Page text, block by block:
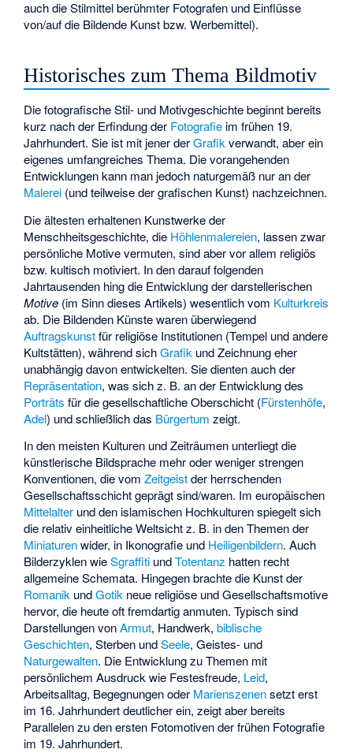
auch die Stilmittel berühmter Fotografen und Einflüsse
von/auf die Bildende Kunst bzw. Werbemittel).
Historisches zum Thema Bildmotiv
Die fotografische Stil- und Motivgeschichte beginnt bereits
kurz nach der Erfindung der Fotografie im frühen 19.
Jahrhundert. Sie ist mit jener derGrafik verwandt, aber ein
eigenes umfangreiches Thema. Die vorangehenden
Entwicklungen kann man jedoch naturgemäß nur an der
Malerei (und teilweise der grafischen Kunst) nachzeichnen.
Die ältesten erhaltenen Kunstwerke der
Menschheitsgeschichte, die Höhlenmalereien, lassen zwar
persönliche Motive vermuten, sind aber vor allem religiös
bzw. kultisch motiviert. In den darauf folgenden
Jahrtausenden hing die Entwicklung der darstellerischen
Motive (im Sinn dieses Artikels) wesentlich vom Kulturkreis
ab. Die Bildenden Künste waren überwiegend
Auftragskunstfür religiöse Institutionen (Tempel und andere
Kultstätten), während sichGrafik und Zeichnung eher
unabhängig davon entwickelten. Sie dienten auch der
Repräsentation, was sich z. B. an der Entwicklung des
Porträts für die gesellschaftliche Oberschicht (Fürstenhöfe,
Adel) und schließlich das Bürgertum zeigt.
In den meisten Kulturen und Zeiträumen unterliegt die
künstlerische Bildsprache mehr oder weniger strengen
Konventionen, die vomZeitgeistder herrschenden
Gesellschaftsschicht geprägt sind/waren. Im europäischen
Mittelalter und den islamischen Hochkulturen spiegelt sich
die relativ einheitliche Weltsicht z. B. in den Themen der
Miniaturenwider, in Ikonografie und Heiligenbildern. Auch
Bilderzyklen wieSgraffiti undTotentanz hatten recht
allgemeine Schemata. Hingegen brachte die Kunst der
Romanik undGotik neue religiöse und Gesellschaftsmotive
hervor, die heute oft fremdartig anmuten. Typisch sind
Darstellungen vonArmut, Handwerk,biblische
Geschichten, Sterben undSeele, Geistes- und
Naturgewalten. Die Entwicklung zu Themen mit
persönlichem Ausdruck wie Festesfreude, Leid,
Arbeitsalltag, Begegnungen oder Marienszenensetzt erst
im 16. Jahrhundert deutlicher ein, zeigt aber bereits
Parallelen zu den ersten Fotomotivender frühen Fotografie
im 19. Jahrhundert.